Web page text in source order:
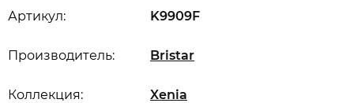
Артикул: K9909F
Производитель: Bristar
Коллекция: Xenia